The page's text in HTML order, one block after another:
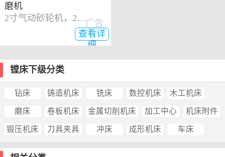
磨机
2寸气动砂轮机，2寸气动角磨机
查看详
细
广告
镗床下级分类
钻床 铸造机床 铣床 数控机床 木工机床
磨床 卷板机床 金属切削机床 加工中心 机床附件
锻压机床 刀具夹具 冲床 成形机床 车床